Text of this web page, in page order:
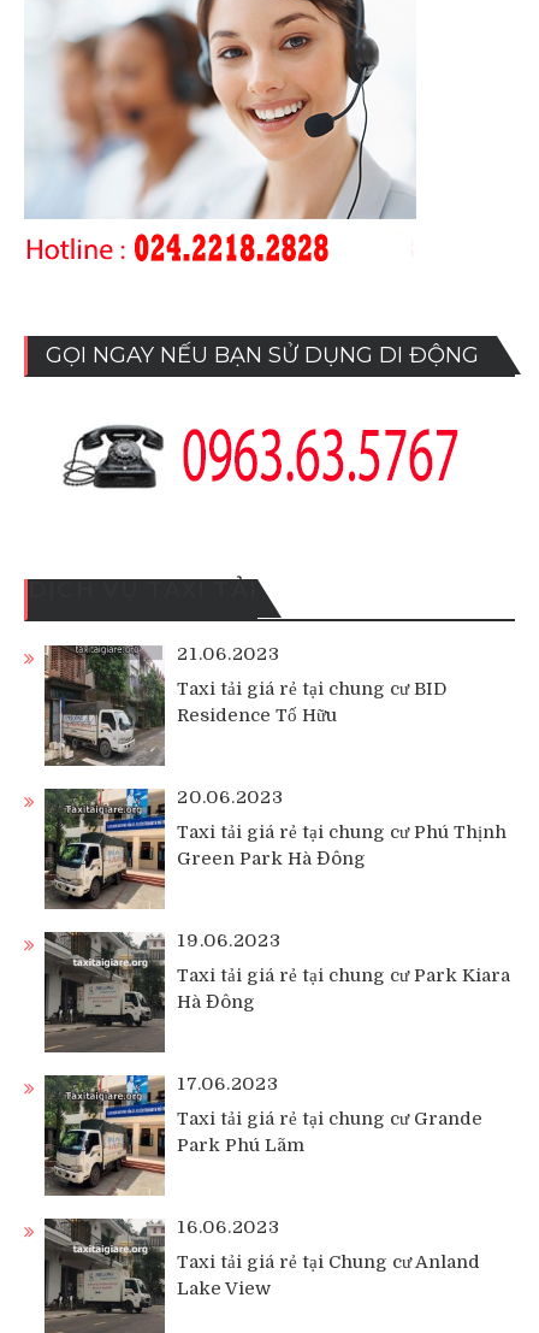
GỌI NGAY NẾU BẠN SỬ DỤNG DI ĐỘNG
21.06.2023
Taxi tải giá rẻ tại chung cư BID
Residence Tố Hữu
20.06.2023
Taxi tải giá rẻ tại chung cư Phú Thịnh
Green Park Hà Đông
19.06.2023
Taxi tải giá rẻ tại chung cư Park Kiara
Hà Đông
17.06.2023
Taxi tải giá rẻ tại chung cư Grande
Park Phú Lãm
16.06.2023
Taxi tải giá rẻ tại Chung cư Anland
Lake View